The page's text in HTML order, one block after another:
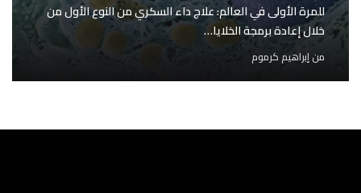
للمرة الأولى في العالم: علاج داء السكري من النوع الأول من
خلال إعادة برمجة الخلايا…
منإبراهيم كرموم